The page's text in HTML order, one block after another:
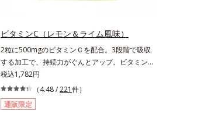
風味だから、おやつ感覚でおいしく楽しく続けら
ビタミンC（レモン＆ライム風味）
2粒に500mgのビタミンＣを配合。3段階で吸収
する加工で、持続力がぐんとアップ。ビタミン
C（レモン＆ライム風味）は、栄養機能食品です
ビタミンCは、皮膚や粘膜の健康維持を助けると
ともに、抗酸化作用を持つ栄養素です。2粒にレ
モン約25個分（*1）のビタミンCを配合しまし
税込1,782円
（4.48 /221件）
通販限定